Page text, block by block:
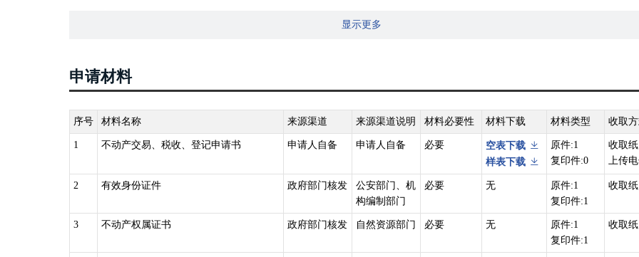
（九）抵押权;（十）法律规定需要登记的其他不动产权利。
产登记机构，负责不动产登记工作，并接受上级人民政府不动产登记主管部门的指导、监督。
第七条 不动产登记由不动产所在地的县级人民政府不动产登记机构办理；直辖市、设区的市人民政府可以确定本级不动产登记机
跨县级行政区域的不动产登记,由所跨县级行政区域的不动产登记机构分别办理。不能分别办理的,由所跨县级行政区域的不动产登
构协商办理；协商不成的,由共同的上一级人民政府不动产登记主管部门指定办理。
国务院确定的重点国有林区的森林、林木和林地,国务院批准项目用海、用岛,中央国家机关使用的国有土地等不动产登记,由国务院
土资源主管部门会同有关部门规定。
显示更多
申请材料
序号 材料名称 来源渠道 来源渠道说明 材料必要性 材料下载 材料类型 收取
1 不动产交易、税收、登记申请书 申请人自备 申请人自备 必要
空表下载
样表下载
原件:1
复印件:0
收取纸
上传电
2 有效身份证件 政府部门核发
公安部门、机
构编制部门
必要 无
原件:1
复印件:1
收取纸
3 不动产权属证书 政府部门核发 自然资源部门 必要 无
原件:1
复印件:1
收取纸